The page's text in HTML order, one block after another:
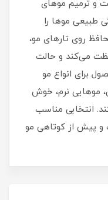
و ترمیم موهای
طبیعی موها را
روی تارهای مو،
می‌کند و حالت‌
برای انواع مو
موهایی نرم، خوش‌
انتخابی مناسب
و پیش از کوتاهی مو